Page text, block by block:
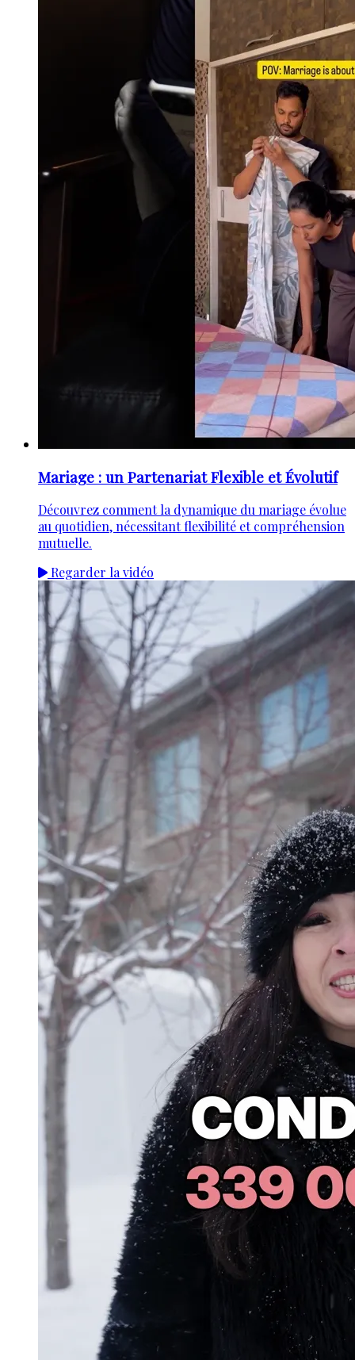
Mariage : un Partenariat Flexible et Évolutif
Découvrez comment la dynamique du mariage évolue
au quotidien, nécessitant flexibilité et compréhension
mutuelle.
Regarder la vidéo